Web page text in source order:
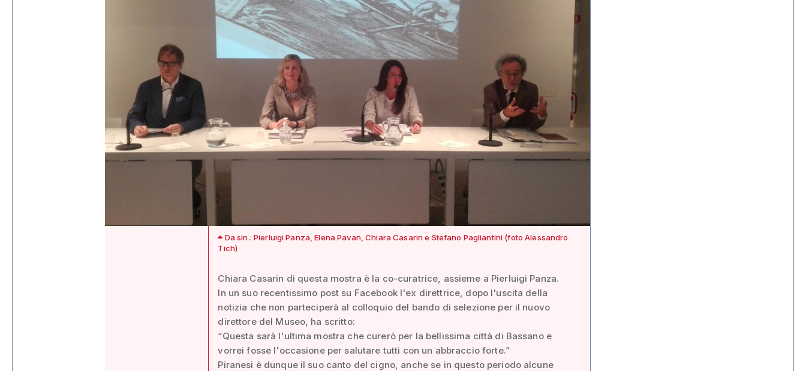
Da sin.: Pierluigi Panza, Elena Pavan, Chiara Casarin e Stefano Pagliantini (foto Alessandro
Tich)
Chiara Casarin di questa mostra è la co-curatrice, assieme a Pierluigi Panza.
In un suo recentissimo post su Facebook l'ex direttrice, dopo l'uscita della
notizia che non parteciperà al colloquio del bando di selezione per il nuovo
direttore del Museo, ha scritto:
“Questa sarà l'ultima mostra che curerò per la bellissima città di Bassano e
vorrei fosse l'occasione per salutare tutti con un abbraccio forte.”
Piranesi è dunque il suo canto del cigno, anche se in questo periodo alcune